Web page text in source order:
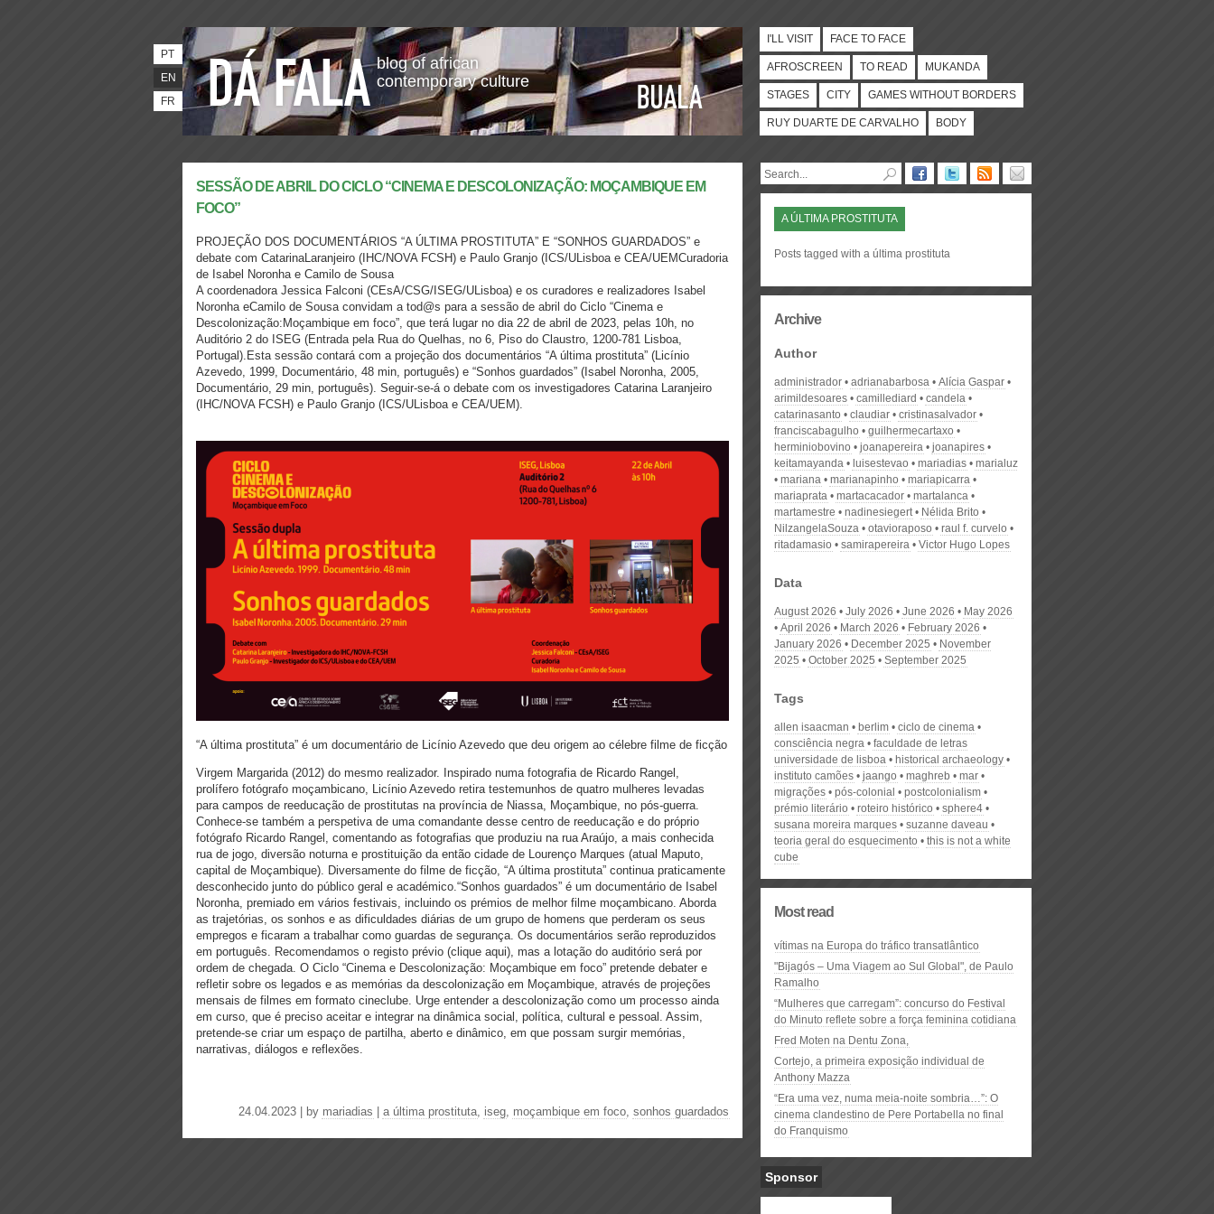
blog of african
contemporary culture
PT
EN
FR
I'LL VISIT FACE TO FACE
AFROSCREEN TO READ MUKANDA
STAGES CITY GAMES WITHOUT BORDERS
RUY DUARTE DE CARVALHO BODY
SESSÃO DE ABRIL DO CICLO “CINEMA E DESCOLONIZAÇÃO: MOÇAMBIQUE EM
FOCO”
PROJEÇÃO DOS DOCUMENTÁRIOS “A ÚLTIMA PROSTITUTA” E “SONHOS GUARDADOS” e
debate com CatarinaLaranjeiro (IHC/NOVA FCSH) e Paulo Granjo (ICS/ULisboa e CEA/UEMCuradoria
de Isabel Noronha e Camilo de Sousa
A coordenadora Jessica Falconi (CEsA/CSG/ISEG/ULisboa) e os curadores e realizadores Isabel
Noronha eCamilo de Sousa convidam a tod@s para a sessão de abril do Ciclo “Cinema e
Descolonização:Moçambique em foco”, que terá lugar no dia 22 de abril de 2023, pelas 10h, no
Auditório 2 do ISEG (Entrada pela Rua do Quelhas, no 6, Piso do Claustro, 1200-781 Lisboa,
Portugal).Esta sessão contará com a projeção dos documentários “A última prostituta” (Licínio
Azevedo, 1999, Documentário, 48 min, português) e “Sonhos guardados” (Isabel Noronha, 2005,
Documentário, 29 min, português). Seguir-se-á o debate com os investigadores Catarina Laranjeiro
(IHC/NOVA FCSH) e Paulo Granjo (ICS/ULisboa e CEA/UEM).
“A última prostituta” é um documentário de Licínio Azevedo que deu origem ao célebre filme de ficção
Virgem Margarida (2012) do mesmo realizador. Inspirado numa fotografia de Ricardo Rangel,
prolífero fotógrafo moçambicano, Licínio Azevedo retira testemunhos de quatro mulheres levadas
para campos de reeducação de prostitutas na província de Niassa, Moçambique, no pós-guerra.
Conhece-se também a perspetiva de uma comandante desse centro de reeducação e do próprio
fotógrafo Ricardo Rangel, comentando as fotografias que produziu na rua Araújo, a mais conhecida
rua de jogo, diversão noturna e prostituição da então cidade de Lourenço Marques (atual Maputo,
capital de Moçambique). Diversamente do filme de ficção, “A última prostituta” continua praticamente
desconhecido junto do público geral e académico.“Sonhos guardados” é um documentário de Isabel
Noronha, premiado em vários festivais, incluindo os prémios de melhor filme moçambicano. Aborda
as trajetórias, os sonhos e as dificuldades diárias de um grupo de homens que perderam os seus
empregos e ficaram a trabalhar como guardas de segurança. Os documentários serão reproduzidos
em português. Recomendamos o registo prévio (clique aqui), mas a lotação do auditório será por
ordem de chegada. O Ciclo “Cinema e Descolonização: Moçambique em foco” pretende debater e
refletir sobre os legados e as memórias da descolonização em Moçambique, através de projeções
mensais de filmes em formato cineclube. Urge entender a descolonização como um processo ainda
em curso, que é preciso aceitar e integrar na dinâmica social, política, cultural e pessoal. Assim,
pretende-se criar um espaço de partilha, aberto e dinâmico, em que possam surgir memórias,
narrativas, diálogos e reflexões.
24.04.2023 | by mariadias a última prostituta, iseg, moçambique em foco, sonhos guardados
A ÚLTIMA PROSTITUTA
Posts tagged with a última prostituta
Archive
Author
administrador adrianabarbosa
Alícia Gaspar
arimildesoares
camillediard
candela
catarinasanto
claudiar
cristinasalvador
franciscabagulho
guilhermecartaxo
herminiobovino
joanapereira
joanapires
keitamayanda
luisestevao mariadias
marialuz
mariana
marianapinho
mariapicarra
mariaprata
martacacador
martalanca
martamestre
nadinesiegert
Nélida Brito
NilzangelaSouza
otavioraposo
raul f. curvelo
ritadamasio
samirapereira Victor Hugo Lopes
Data
August 2026 July 2026 June 2026
May 2026
April 2026
March 2026
February 2026
January 2026
December 2025
November
2025
October 2025 September 2025
Tags
allen isaacman berlim
ciclo de cinema
consciência negra
faculdade de letras
universidade de lisboa
historical archaeology
instituto camões
jaango maghreb
mar
migrações
pós-colonial
postcolonialism
prémio literário
roteiro histórico
sphere4
susana moreira marques
suzanne daveau
teoria geral do esquecimento
this is not a white
cube
Most read
vítimas na Europa do tráfico transatlântico
"Bijagós – Uma Viagem ao Sul Global", de Paulo
Ramalho
“Mulheres que carregam”: concurso do Festival
do Minuto reflete sobre a força feminina cotidiana
Fred Moten na Dentu Zona,
Cortejo, a primeira exposição individual de
Anthony Mazza
“Era uma vez, numa meia-noite sombria…”: O
cinema clandestino de Pere Portabella no final
do Franquismo
Sponsor